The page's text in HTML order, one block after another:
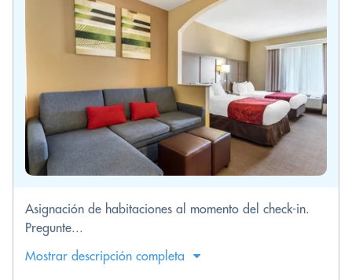
Asignación de habitaciones al momento del check-in.
Pregunte...
Mostrar descripción completa